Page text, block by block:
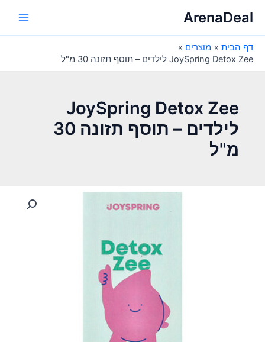
לתוכןArenaDeal
דף הבית
מוצרים
JoySpring Detox Zee לילדים – תוסף תזונה 30 מ"ל
JoySpring Detox Zee
לילדים – תוסף תזונה 30
מ"ל